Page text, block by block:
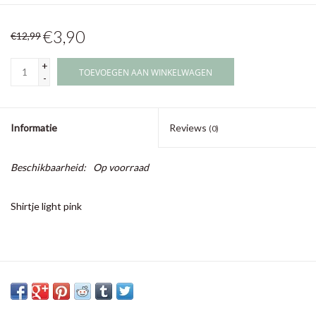
€12,99€3,90
+
-
TOEVOEGEN AAN WINKELWAGEN
Informatie Reviews (0)
Beschikbaarheid: Op voorraad
Shirtje light pink